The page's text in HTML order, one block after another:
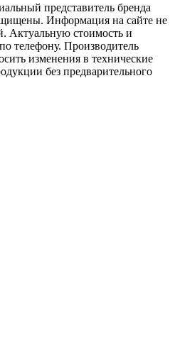
представитель бренда
Информация на сайте не
Актуальную стоимость и
телефону. Производитель
изменения в технические
без предварительного